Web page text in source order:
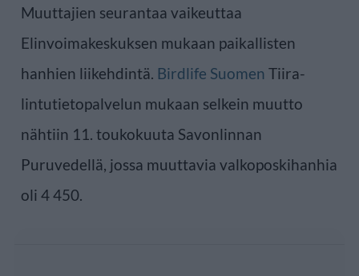
Muuttajien seurantaa vaikeuttaa
Elinvoimakeskuksen mukaan paikallisten
hanhien liikehdintä. Birdlife Suomen Tiira-
lintutietopalvelun mukaan selkein muutto
nähtiin 11. toukokuuta Savonlinnan
Puruvedellä, jossa muuttavia valkoposkihanhia
oli 4 450.